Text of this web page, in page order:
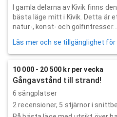
I gamla delarna av Kivik finns
bästa läge mitt i Kivik. Detta är
natur-, konst- och golfintresser...
Läs mer och se tillgänglighet
10 000 - 20 500 kr per vecka
Gångavstånd till strand!
6 sängplatser
2 recensioner, 5 stjärnor i